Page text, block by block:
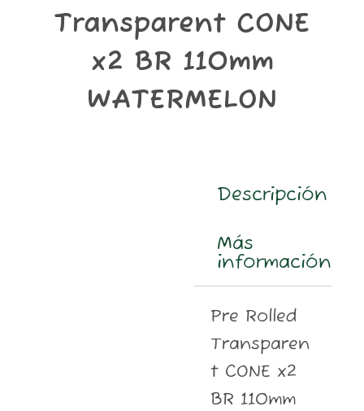
Transparent CONE
x2 BR 110mm
WATERMELON
Descripción
Más
información
Pre Rolled
Transparen
t CONE x2
BR 110mm